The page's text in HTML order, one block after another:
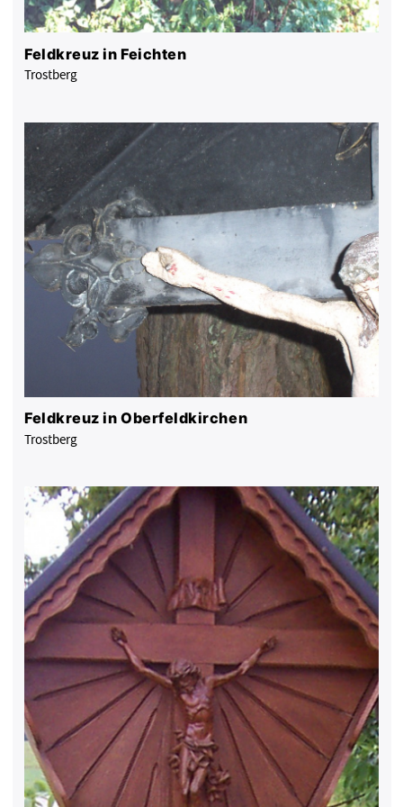
Feldkreuz in Feichten
Trostberg
Feldkreuz in Oberfeldkirchen
Trostberg